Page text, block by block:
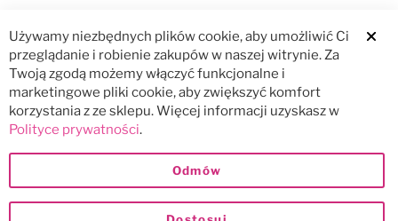
Używamy niezbędnych plików cookie, aby umożliwić Ci
przeglądanie i robienie zakupów w naszej witrynie. Za
Twoją zgodą możemy włączyć funkcjonalne i
marketingowe pliki cookie, aby zwiększyć komfort
korzystania z ze sklepu. Więcej informacji uzyskasz w
Polityce prywatności.
Odmów